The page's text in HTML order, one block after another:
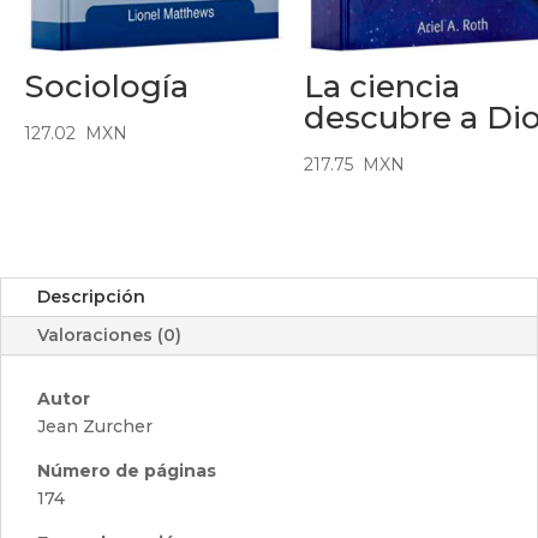
Sociología
127.02 MXN
La ciencia
descubre a
217.75 MXN
Descripción
Valoraciones (0)
Autor
Jean Zurcher
Número de páginas
174